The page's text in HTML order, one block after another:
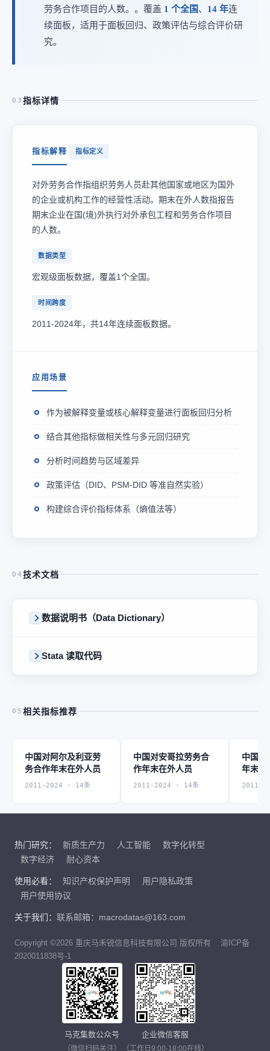
劳务合作项目的人数。。覆盖 1 个全国、 14 年连
续面板，适用于面板回归、政策评估与综合评价研
究。
03 指标详情
指标解释 指标定义
对外劳务合作指组织劳务人员赴其他国家或地区为国外
的企业或机构工作的经营性活动。期末在外人数指报告
期末企业在国(境)外执行对外承包工程和劳务合作项目
的人数。
数据类型
宏观级面板数据，覆盖1个全国。
时间跨度
2011-2024年，共14年连续面板数据。
应用场景
作为被解释变量或核心解释变量进行面板回归分析
结合其他指标做相关性与多元回归研究
分析时间趋势与区域差异
政策评估（DID、PSM-DID 等准自然实验）
构建综合评价指标体系（熵值法等）
04 技术文档
数据说明书（Data Dictionary）
Stata 读取代码
05 相关指标推荐
中国对阿尔及利亚劳
务合作年末在外人员
2011-2024 · 14条
中国对安哥拉劳务合
作年末在外人员
2011-2024 · 14条
中国对
年末在
2011-
热门研究： 新质生产力 人工智能
数字化转型
数字经济
耐心资本
使用必看： 知识产权保护声明
用户隐私政策
用户使用协议
关于我们： 联系邮箱：macrodatas@163.com
Copyright ©2026 重庆马禾锐信息科技有限公司 版权所有
渝ICP备
2020011838号-1
马克集数公众号
（微信扫码关注）
企业微信客服
（工作日9:00-18:00在线）